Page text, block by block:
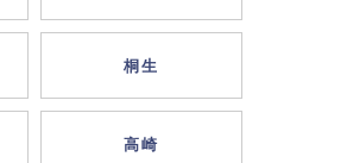
桐生
高崎